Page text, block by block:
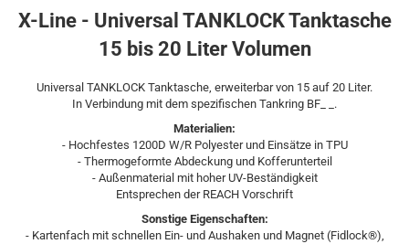
X-Line - Universal TANKLOCK Tanktasche
15 bis 20 Liter Volumen
Universal TANKLOCK Tanktasche, erweiterbar von 15 auf 20 Liter.
In Verbindung mit dem spezifischen Tankring BF_ _.
Materialien:
- Hochfestes 1200D W/R Polyester und Einsätze in TPU
- Thermogeformte Abdeckung und Kofferunterteil
- Außenmaterial mit hoher UV-Beständigkeit
Entsprechen der REACH Vorschrift
Sonstige Eigenschaften:
- Kartenfach mit schnellen Ein- und Aushaken und Magnet (Fidlock®),